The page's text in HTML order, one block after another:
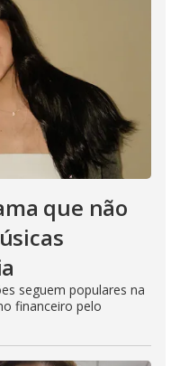
que não
seguem populares na
financeiro pelo